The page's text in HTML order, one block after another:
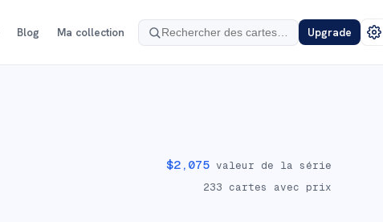
Blog Ma collection Upgrade
$2,075 valeur de la série
233 cartes avec prix